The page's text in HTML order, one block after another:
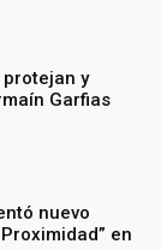
y
Garfias
nuevo
en